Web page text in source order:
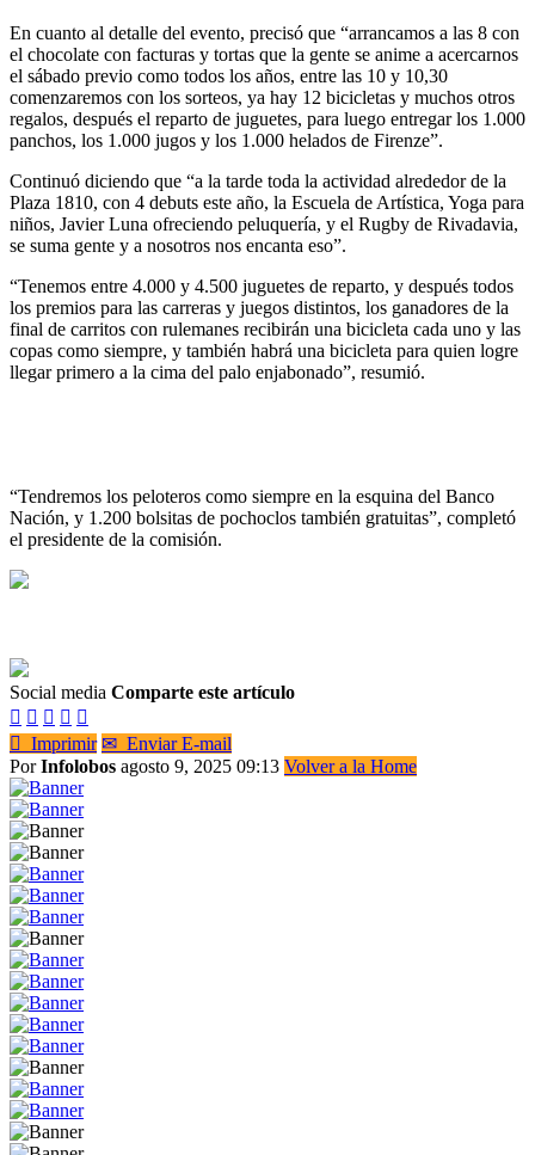
En cuanto al detalle del evento, precisó que “arrancamos a las 8 con
el chocolate con facturas y tortas que la gente se anime a acercarnos
el sábado previo como todos los años, entre las 10 y 10,30
comenzaremos con los sorteos, ya hay 12 bicicletas y muchos otros
regalos, después el reparto de juguetes, para luego entregar los 1.000
panchos, los 1.000 jugos y los 1.000 helados de Firenze”.
Continuó diciendo que “a la tarde toda la actividad alrededor de la
Plaza 1810, con 4 debuts este año, la Escuela de Artística, Yoga para
niños, Javier Luna ofreciendo peluquería, y el Rugby de Rivadavia,
se suma gente y a nosotros nos encanta eso”.
“Tenemos entre 4.000 y 4.500 juguetes de reparto, y después todos
los premios para las carreras y juegos distintos, los ganadores de la
final de carritos con rulemanes recibirán una bicicleta cada uno y las
copas como siempre, y también habrá una bicicleta para quien logre
llegar primero a la cima del palo enjabonado”, resumió.
“Tendremos los peloteros como siempre en la esquina del Banco
Nación, y 1.200 bolsitas de pochoclos también gratuitas”, completó
el presidente de la comisión.
Social media Comparte este artículo
    
 Imprimir ✉ Enviar E-mail
PorInfolobos agosto 9, 2025 09:13 Volver a la Home